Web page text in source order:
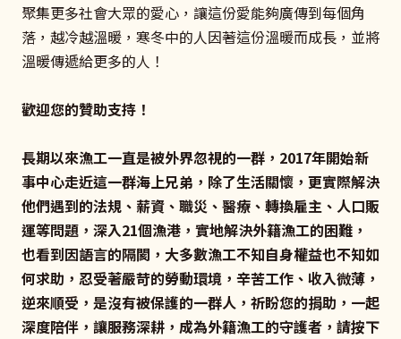
聚集更多社會大眾的愛心，讓這份愛能夠廣傳到每個角
落，越冷越溫暖，寒冬中的人因著這份溫暖而成長，並將
溫暖傳遞給更多的人！
歡迎您的贊助支持！
長期以來漁工一直是被外界忽視的一群，2017年開始新
事中心走近這一群海上兄弟，除了生活關懷，更實際解決
他們遇到的法規、薪資、職災、醫療、轉換雇主、人口販
運等問題，深入21個漁港，實地解決外籍漁工的困難，
也看到因語言的隔閡，大多數漁工不知自身權益也不知如
何求助，忍受著嚴苛的勞動環境，辛苦工作、收入微薄，
逆來順受，是沒有被保護的一群人，祈盼您的捐助，一起
深度陪伴，讓服務深耕，成為外籍漁工的守護者，請按下